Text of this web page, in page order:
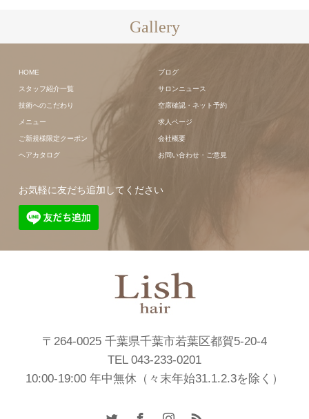
Gallery
HOME
スタッフ紹介一覧
技術へのこだわり
メニュー
ご新規様限定クーポン
ヘアカタログ
ブログ
サロンニュース
空席確認・ネット予約
求人ページ
会社概要
お問い合わせ・ご意見
お気軽に友だち追加してください
〒264-0025 千葉県千葉市若葉区都賀5-20-4
TEL 043-233-0201
10:00-19:00 年中無休（々末年始31.1.2.3を除く）